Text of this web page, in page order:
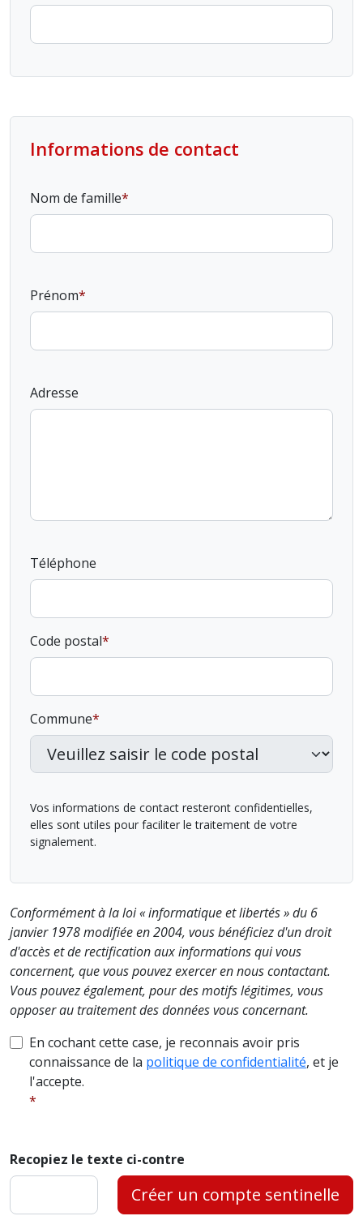
Informations de contact
Nom de famille
Prénom
Adresse
Téléphone
Code postal
Commune
Vos informations de contact resteront confidentielles,
elles sont utiles pour faciliter le traitement de votre
signalement.
Conformément à la loi « informatique et libertés » du 6
janvier 1978 modifiée en 2004, vous bénéficiez d'un droit
d'accès et de rectification aux informations qui vous
concernent, que vous pouvez exercer en nous contactant.
Vous pouvez également, pour des motifs légitimes, vous
opposer au traitement des données vous concernant.
En cochant cette case, je reconnais avoir pris
connaissance de la politique de confidentialité, et je
l'accepte.
Recopiez le texte ci-contre
Créer un compte sentinelle